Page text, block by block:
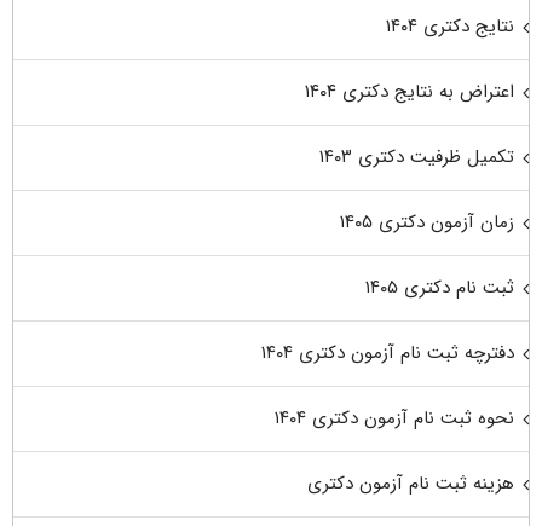
نتایج دکتری ۱۴۰۴
اعتراض به نتایج دکتری ۱۴۰۴
تکمیل ظرفیت دکتری ۱۴۰۳
زمان آزمون دکتری ۱۴۰۵
ثبت نام دکتری ۱۴۰۵
دفترچه ثبت نام آزمون دکتری ۱۴۰۴
نحوه ثبت نام آزمون دکتری ۱۴۰۴
هزینه ثبت نام آزمون دکتری